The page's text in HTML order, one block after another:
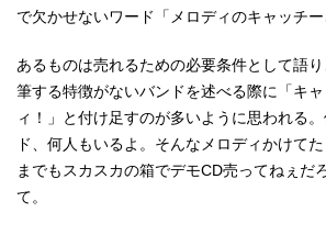
で欠かせないワード「メロディのキャッチー
あるものは売れるための必要条件として語
筆する特徴がないバンドを述べる際に「キ
ィ！」と付け足すのが多いように思われる
ド、何人もいるよ。そんなメロディかけて
までもスカスカの箱でデモCD売ってねぇだ
て。